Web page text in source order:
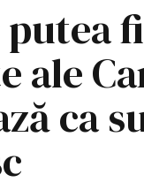
putea
ale
ca